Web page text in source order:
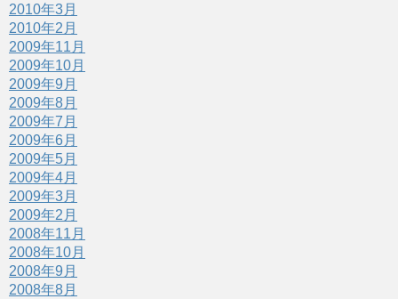
2010年3月
2010年2月
2009年11月
2009年10月
2009年9月
2009年8月
2009年7月
2009年6月
2009年5月
2009年4月
2009年3月
2009年2月
2008年11月
2008年10月
2008年9月
2008年8月